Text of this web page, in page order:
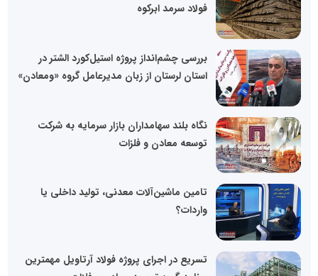
فولاد سرمد ابرکوه
بررسی چشم‌انداز پروژه استیل‌کورد الشتر در
استان لرستان از زبان مدیرعامل گروه «ومعادن»
نگاه بلند سهامداران بازار سرمایه به شرکت
توسعه معادن و فلزات
تامین ماشین‌آلات معدنی، تولید داخلی یا
واردات؟
تسریع در اجرای پروژه فولاد آرتاویل مهمترین